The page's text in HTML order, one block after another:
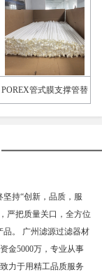
POREX管式膜支撑管替
换
持“创新，品质，服
严把质量关口，全方位
。 广州滤源过滤器材
金5000万，专业从事
力于用精工品质服务